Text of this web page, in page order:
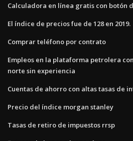
Calculadora en línea gratis con botón
El índice de precios fue de 128 en 2019.
Comprar teléfono por contrato
Empleos en la plataforma petrolera
norte sin experiencia
Cuentas de ahorro con altas tasas de
Precio del índice morgan stanley
Tasas de retiro de impuestos rrsp